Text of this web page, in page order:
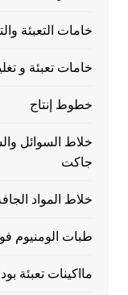
خامات التعبئة
خامات تعبئة و
خطوط إنتاج
خلاط السوائل
جاكت
خلاط المواد
طبات الومنيوم
مااكينات تعبئة